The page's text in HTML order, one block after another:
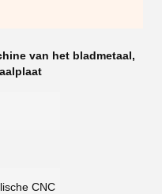
van het bladmetaal,
CNC